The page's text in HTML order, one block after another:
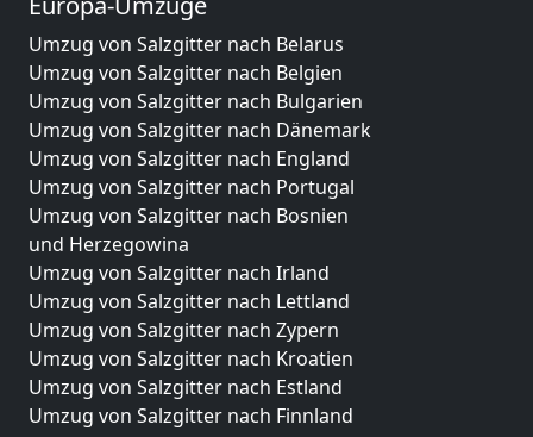
Umzug von Salzgitter nach Belarus
Umzug von Salzgitter nach Belgien
Umzug von Salzgitter nach Bulgarien
Umzug von Salzgitter nach Dänemark
Umzug von Salzgitter nach England
Umzug von Salzgitter nach Portugal
Umzug von Salzgitter nach Bosnien
und Herzegowina
Umzug von Salzgitter nach Irland
Umzug von Salzgitter nach Lettland
Umzug von Salzgitter nach Zypern
Umzug von Salzgitter nach Kroatien
Umzug von Salzgitter nach Estland
Umzug von Salzgitter nach Finnland